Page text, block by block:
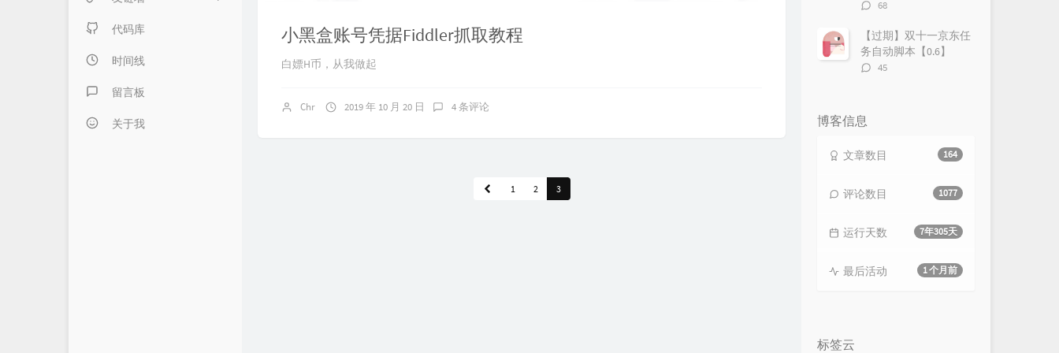
日记本子
懒得分类
内页链接 & 友链申请
FANTASY博客
伍言Blog
Albert's Blog
代码库
时间线
留言板
关于我
小黑盒账号凭据Fiddler抓取教程
白嫖H币，从我做起
Chr 2019 年 10 月 20 日 4 条评论
1 2 3
评
数：
68
【过期】双十一京东任
务自动脚本【0.6】
评
45
博客信息
164
文章数目
1077
评论数目
7年305天
运行天数
1 个月前
最后活动
标签云